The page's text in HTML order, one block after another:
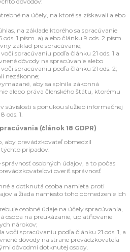
na účely, na ktoré sa získavali alebo
na základe ktorého sa spracúvanie
1 písm. a) alebo článku 9 ods. 2 písm.
základ pre spracúvanie;
spracúvaniu podľa článku 21 ods. 1 a
dôvody na spracúvanie alebo
spracúvaniu podľa článku 21 ods. 2;
nezákonne;
aby sa splnila zákonná
alebo práva členského štátu, ktorému
súvislosti s ponukou služieb informačnej
ods. 1.
(článok 18 GDPR)
aby prevádzkovateľ obmedzil
týchto prípadov:
osobných údajov, a to počas
overiť správnosť
a dotknutá osoba namieta proti
a žiada namiesto toho obmedzenie ich
osobné údaje na účely spracúvania,
osoba na preukázanie, uplatňovanie
nárokov;
voči spracúvaniu podľa článku 21 ods. 1, a
dôvody na strane prevádzkovateľa
dôvodmi dotknutej osoby.